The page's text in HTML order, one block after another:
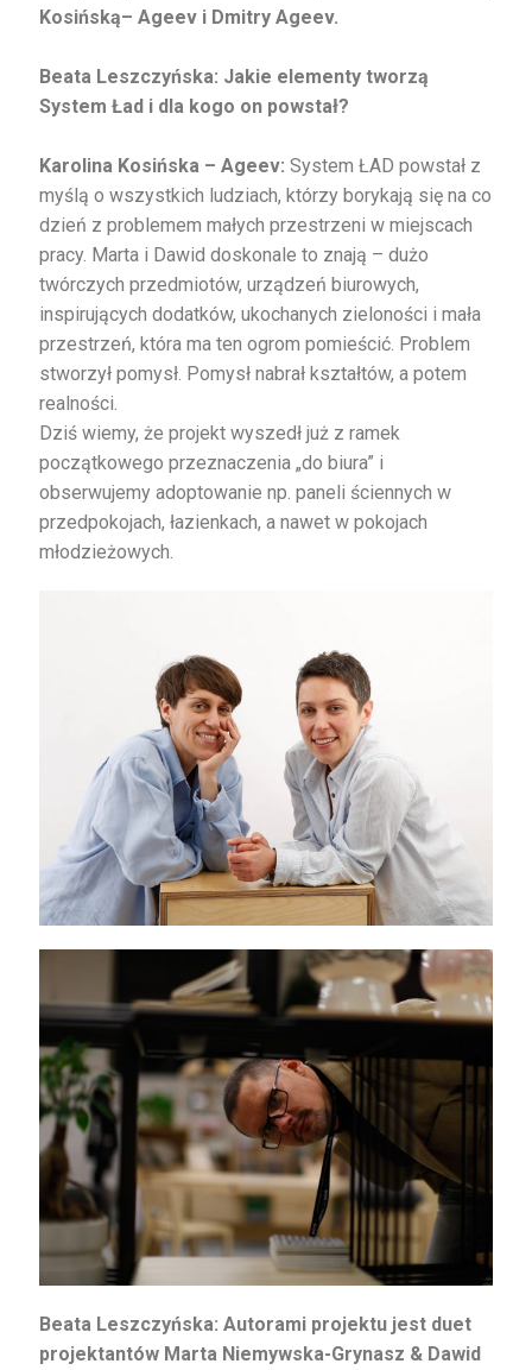
Kosińską– Ageev i Dmitry Ageev.
Beata Leszczyńska: Jakie elementy tworzą
System Ład i dla kogo on powstał?
Karolina Kosińska – Ageev: System ŁAD powstał z
myślą o wszystkich ludziach, którzy borykają się na co
dzień z problemem małych przestrzeni w miejscach
pracy. Marta i Dawid doskonale to znają – dużo
twórczych przedmiotów, urządzeń biurowych,
inspirujących dodatków, ukochanych zieloności i mała
przestrzeń, która ma ten ogrom pomieścić. Problem
stworzył pomysł. Pomysł nabrał kształtów, a potem
realności.
Dziś wiemy, że projekt wyszedł już z ramek
początkowego przeznaczenia „do biura” i
obserwujemy adoptowanie np. paneli ściennych w
przedpokojach, łazienkach, a nawet w pokojach
młodzieżowych.
Beata Leszczyńska: Autorami projektu jest duet
projektantów Marta Niemywska-Grynasz & Dawid